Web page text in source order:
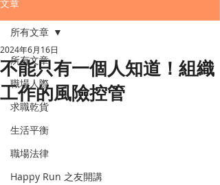
文章
所有文章
職場人際
求職乾貨
生活平衡
職場法律
Happy Run 之友開講
所有文章
不能只有一個人知道！組織
工作的風險控管
2024年6月16日